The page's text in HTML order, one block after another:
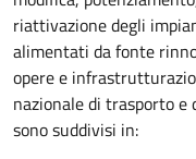
riattivazione degli
alimentati da fonte
opere e
nazionale di trasporto e
sono suddivisi in: